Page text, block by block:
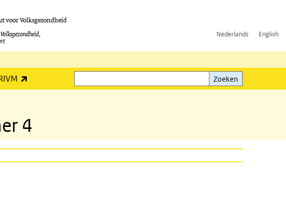
voor Volksgezondheid
Nederlands English
Zoeken
Zoeken
4